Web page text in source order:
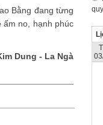
Bằng đang từng
ấm no, hạnh phúc
Dung - La Ngà